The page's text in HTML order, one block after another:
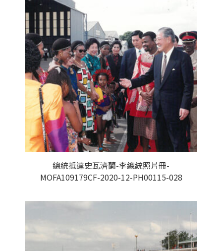
總統抵達史瓦濟蘭-李總統照片冊-
MOFA109179CF-2020-12-PH00115-028